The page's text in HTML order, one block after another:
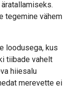
tegemine vähem
loodusega, kus
tiibade vahelt
hiiesalu
merevette ei